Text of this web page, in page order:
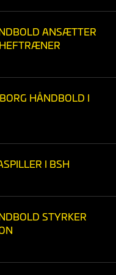
ANSÆTTER
HÅNDBOLD I
I BSH
STYRKER